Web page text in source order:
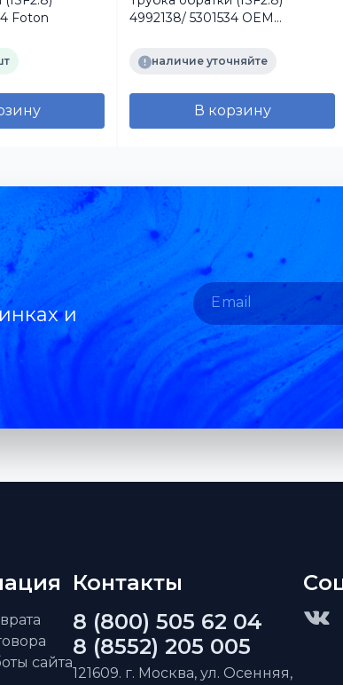
Foton
4992138/ 5301534 OEM
наличие уточняйте
В корзину
и
сайта
Контакты
8 (800) 505 62 04
8 (8552) 205 005
121609. г. Москва, ул. Осенняя,